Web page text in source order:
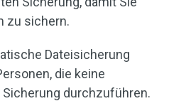
zu sichern.
Dateisicherung
die keine
durchzuführen.